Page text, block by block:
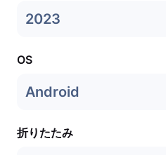
2023
OS
Android
折りたたみ